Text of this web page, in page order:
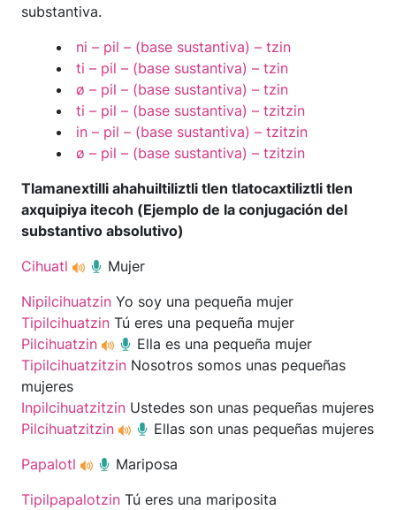
substantiva.
ni – pil – (base sustantiva) – tzin
ti – pil – (base sustantiva) – tzin
ø – pil – (base sustantiva) – tzin
ti – pil – (base sustantiva) – tzitzin
in – pil – (base sustantiva) – tzitzin
ø – pil – (base sustantiva) – tzitzin
Tlamanextilli ahahuiltiliztli tlen tlatocaxtiliztli tlen
axquipiya itecoh (Ejemplo de la conjugación del
substantivo absolutivo)
Cihuatl
Mujer
Nipilcihuatzin Yo soy una pequeña mujer
Tipilcihuatzin Tú eres una pequeña mujer
Pilcihuatzin
Ella es una pequeña mujer
Tipilcihuatzitzin Nosotros somos unas pequeñas
mujeres
Inpilcihuatzitzin Ustedes son unas pequeñas mujeres
Pilcihuatzitzin
Ellas son unas pequeñas mujeres
Papalotl
Mariposa
Tipilpapalotzin Tú eres una mariposita